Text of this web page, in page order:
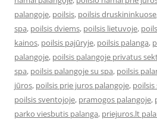
palangoje, poilsis, poilsis druskininkuose
spa, poilsis dviems, poilsis lietuvoje,
kainos, poilsis pajūryje, poilsis palanga,
palangoje, poilsis palangoje privatus
spa, poilsis palangoje su spa, poilsis
jūros, poilsis prie juros palangoje, poilsis
poilsis sventojoje, pramogos palangoje,
parko viesbutis palanga, priejuros.lt